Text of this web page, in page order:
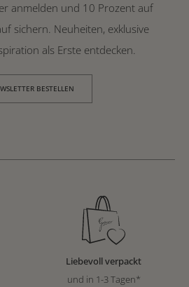
anmelden und 10 Prozent auf
sichern. Neuheiten, exklusive
als Erste entdecken.
BESTELLEN
Liebevoll verpackt
und in 1-3 Tagen*